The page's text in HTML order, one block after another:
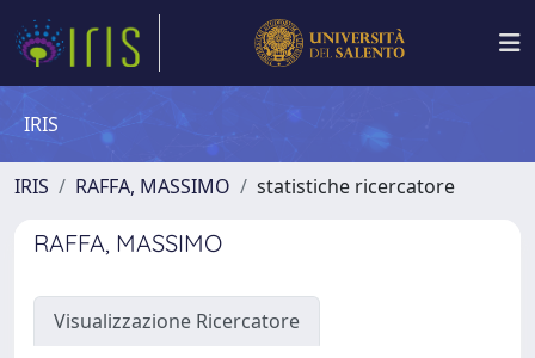
IRIS
IRIS RAFFA, MASSIMO statistiche ricercatore
RAFFA, MASSIMO
Visualizzazione Ricercatore